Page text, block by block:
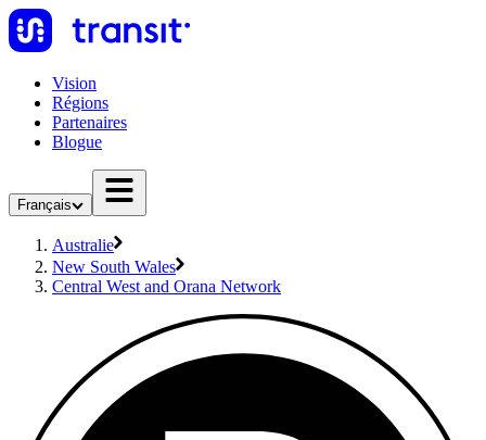
Vision
Régions
Partenaires
Blogue
Français
Australie
New South Wales
Central West and Orana Network